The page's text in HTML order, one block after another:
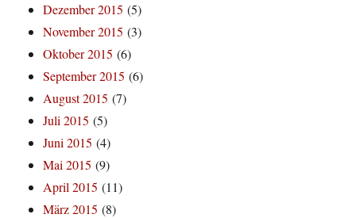
Dezember 2015 (5)
November 2015 (3)
Oktober 2015 (6)
September 2015 (6)
August 2015 (7)
Juli 2015 (5)
Juni 2015 (4)
Mai 2015 (9)
April 2015 (11)
März 2015 (8)